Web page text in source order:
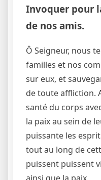
Invoquer pour
de nos amis.
Ô Seigneur, nous
familles et nos
sur eux, et
de toute affliction.
santé du corps
la paix au sein de
puissante les
tout au long de
puissent puissent